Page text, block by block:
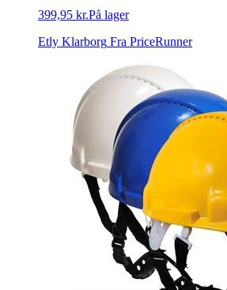
399,95 kr.På lager
Etly Klarborg Fra PriceRunner